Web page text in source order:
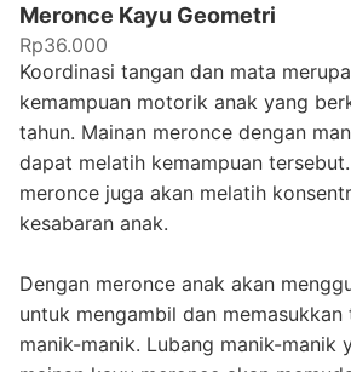
Meronce Kayu Geometri
Rp36.000
Koordinasi tangan dan mata
kemampuan motorik anak yang
tahun. Mainan meronce dengan
dapat melatih kemampuan
meronce juga akan melatih
kesabaran anak.
Dengan meronce anak akan
untuk mengambil dan
manik-manik. Lubang manik-manik